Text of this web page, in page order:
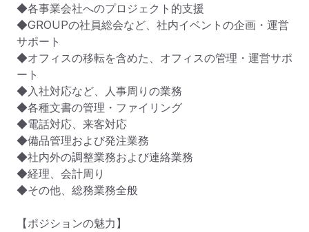
◆各事業会社へのプロジェクト的支援
◆GROUPの社員総会など、社内イベントの企画・運営
サポート
◆オフィスの移転を含めた、オフィスの管理・運営サポ
ート
◆入社対応など、人事周りの業務
◆各種文書の管理・ファイリング
◆電話対応、来客対応
◆備品管理および発注業務
◆社内外の調整業務および連絡業務
◆経理、会計周り
◆その他、総務業務全般
【ポジションの魅力】